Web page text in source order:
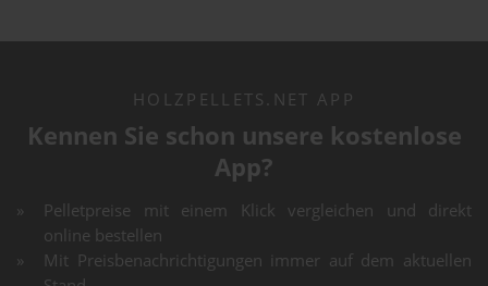
HOLZPELLETS.NET APP
Kennen Sie schon unsere kostenlose
App?
Pelletpreise mit einem Klick vergleichen und direkt
online bestellen
Mit Preisbenachrichtigungen immer auf dem aktuellen